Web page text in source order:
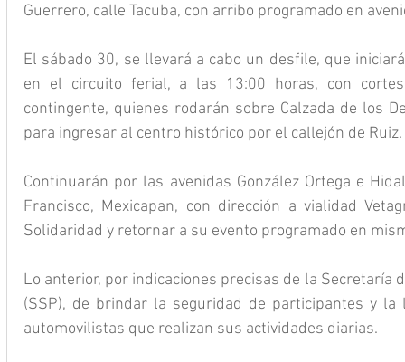
Guerrero, calle Tacuba, con arribo programado en
El sábado 30, se llevará a cabo un desfile, que
en el circuito ferial, a las 13:00 horas, con
contingente, quienes rodarán sobre Calzada de los
para ingresar al centro histórico por el callejón de Ruiz.
Continuarán por las avenidas González Ortega e
Francisco, Mexicapan, con dirección a vialidad
Solidaridad y retornar a su evento programado en
Lo anterior, por indicaciones precisas de la Secretaría
(SSP), de brindar la seguridad de participantes y
automovilistas que realizan sus actividades diarias.